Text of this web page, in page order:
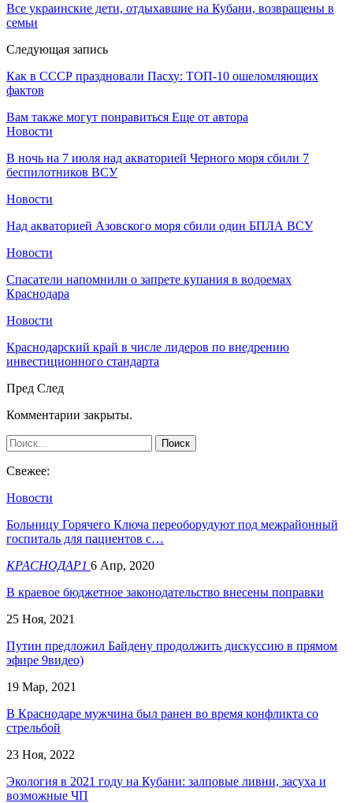
Все украинские дети, отдыхавшие на Кубани, возвращены в
семьи
Следующая запись
Как в СССР праздновали Пасху: ТОП-10 ошеломляющих
фактов
Вам также могут понравиться Еще от автора
Новости
В ночь на 7 июля над акваторией Черного моря сбили 7
беспилотников ВСУ
Новости
Над акваторией Азовского моря сбили один БПЛА ВСУ
Новости
Спасатели напомнили о запрете купания в водоемах
Краснодара
Новости
Краснодарский край в числе лидеров по внедрению
инвестиционного стандарта
Пред След
Комментарии закрыты.
Свежее:
Новости
Больницу Горячего Ключа переоборудуют под межрайонный
госпиталь для пациентов с…
КРАСНОДАР1 6 Апр, 2020
В краевое бюджетное законодательство внесены поправки
25 Ноя, 2021
Путин предложил Байдену продолжить дискуссию в прямом
эфире 9видео)
19 Мар, 2021
В Краснодаре мужчина был ранен во время конфликта со
стрельбой
23 Ноя, 2022
Экология в 2021 году на Кубани: залповые ливни, засуха и
возможные ЧП